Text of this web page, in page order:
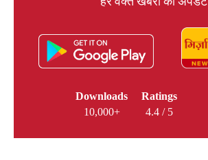
Downloads
10,000+
Ratings
4.4 / 5